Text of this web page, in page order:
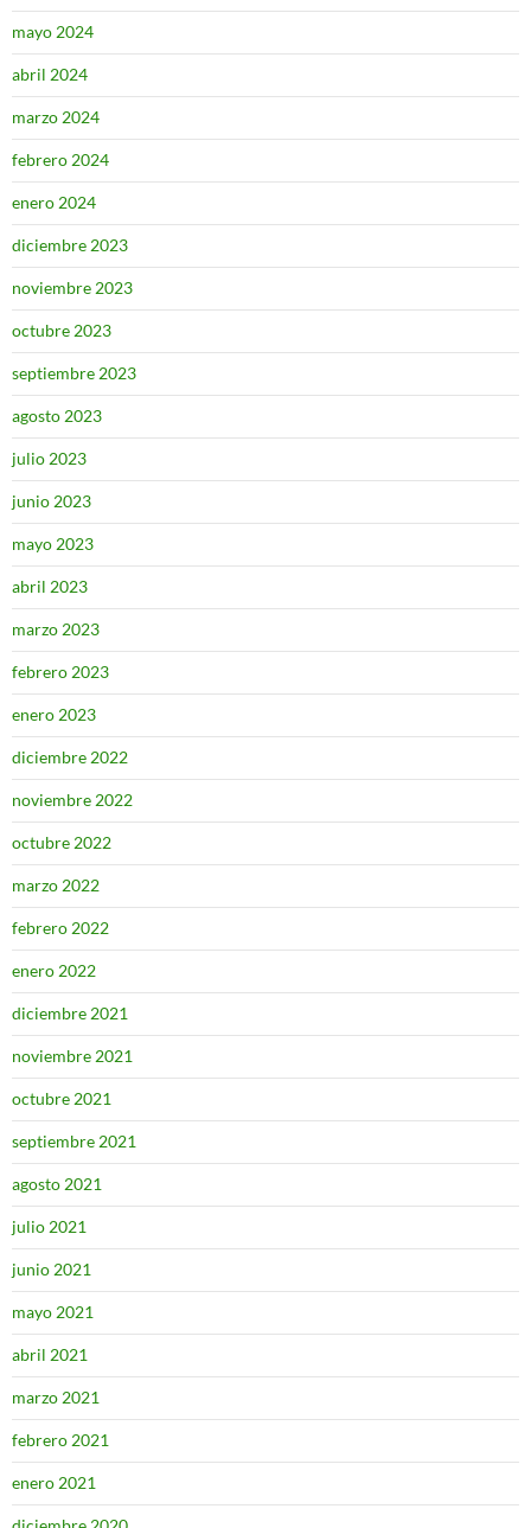
mayo 2024
abril 2024
marzo 2024
febrero 2024
enero 2024
diciembre 2023
noviembre 2023
octubre 2023
septiembre 2023
agosto 2023
julio 2023
junio 2023
mayo 2023
abril 2023
marzo 2023
febrero 2023
enero 2023
diciembre 2022
noviembre 2022
octubre 2022
marzo 2022
febrero 2022
enero 2022
diciembre 2021
noviembre 2021
octubre 2021
septiembre 2021
agosto 2021
julio 2021
junio 2021
mayo 2021
abril 2021
marzo 2021
febrero 2021
enero 2021